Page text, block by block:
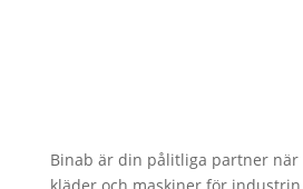
Binab är din pålitliga partner när